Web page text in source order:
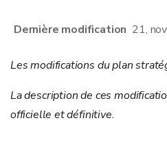
Dernière modification 21,
Les modifications du plan
La description de ces
officielle et définitive.